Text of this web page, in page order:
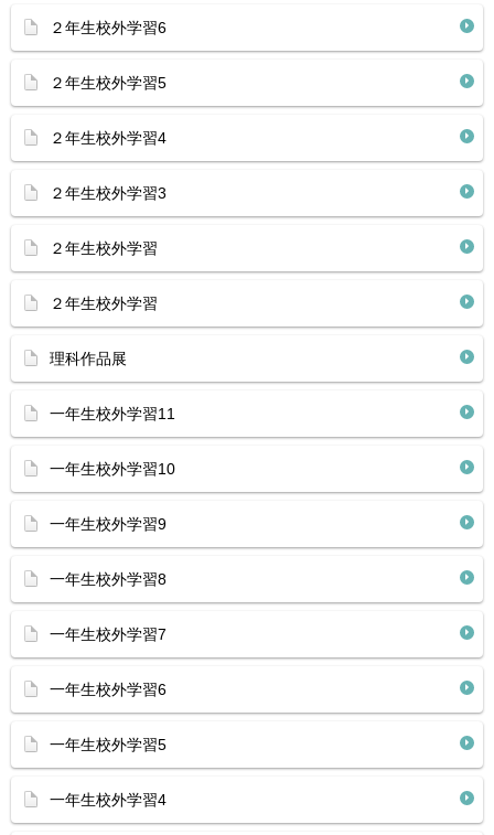
２年生校外学習6
２年生校外学習5
２年生校外学習4
２年生校外学習3
２年生校外学習
２年生校外学習
理科作品展
一年生校外学習11
一年生校外学習10
一年生校外学習9
一年生校外学習8
一年生校外学習7
一年生校外学習6
一年生校外学習5
一年生校外学習4